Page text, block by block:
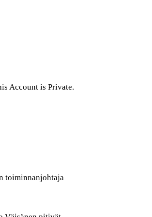
Account is Private.
toiminnanjohtaja